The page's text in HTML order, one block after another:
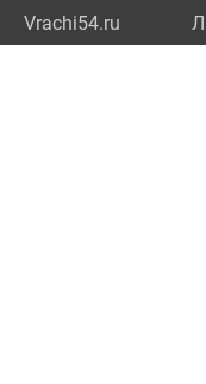
Vrachi54.ru